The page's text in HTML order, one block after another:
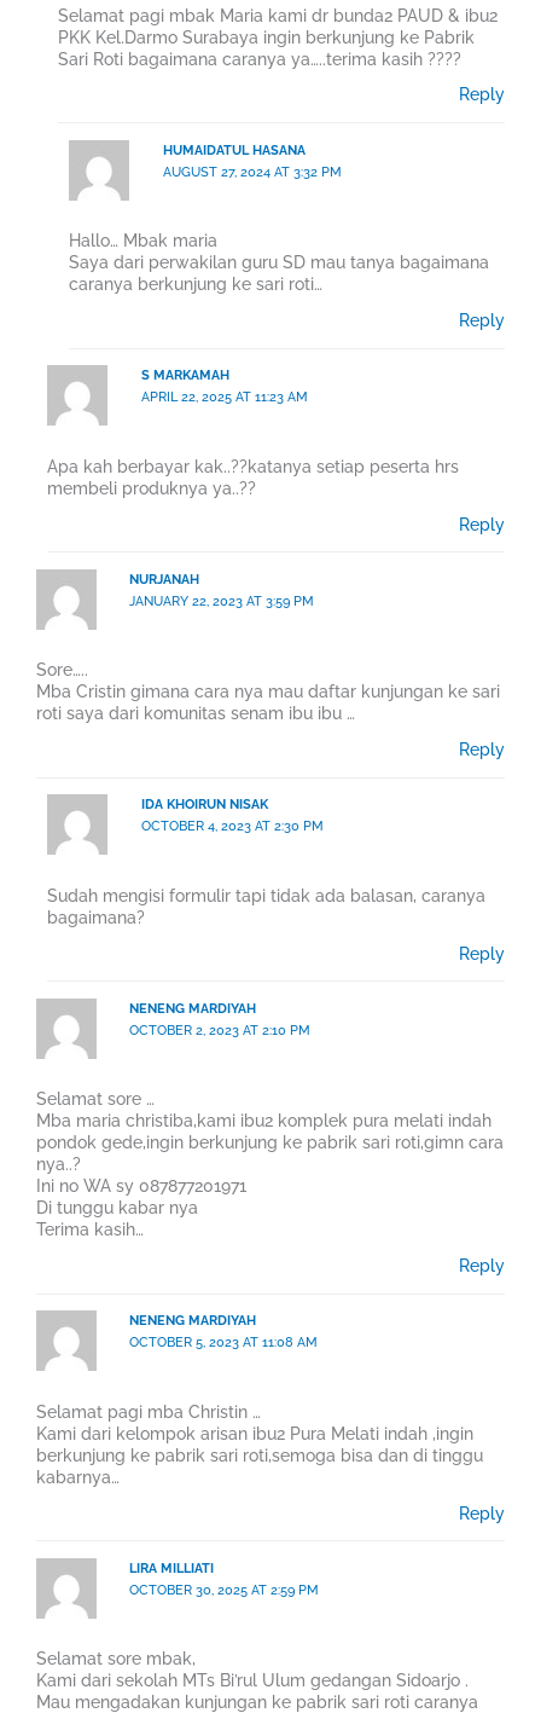
Selamat pagi mbak Maria kami dr bunda2 PAUD & ibu2
PKK Kel.Darmo Surabaya ingin berkunjung ke Pabrik
Sari Roti bagaimana caranya ya…..terima kasih ????
Reply
HUMAIDATUL HASANA
AUGUST 27, 2024 AT 3:32 PM
Hallo… Mbak maria
Saya dari perwakilan guru SD mau tanya bagaimana
caranya berkunjung ke sari roti…
Reply
S MARKAMAH
APRIL 22, 2025 AT 11:23 AM
Apa kah berbayar kak..??katanya setiap peserta hrs
membeli produknya ya..??
Reply
NURJANAH
JANUARY 22, 2023 AT 3:59 PM
Sore…..
Mba Cristin gimana cara nya mau daftar kunjungan ke sari
roti saya dari komunitas senam ibu ibu …
Reply
IDA KHOIRUN NISAK
OCTOBER 4, 2023 AT 2:30 PM
Sudah mengisi formulir tapi tidak ada balasan, caranya
bagaimana?
Reply
NENENG MARDIYAH
OCTOBER 2, 2023 AT 2:10 PM
Selamat sore …
Mba maria christiba,kami ibu2 komplek pura melati indah
pondok gede,ingin berkunjung ke pabrik sari roti,gimn cara
nya..?
Ini no WA sy 087877201971
Di tunggu kabar nya
Terima kasih…
Reply
NENENG MARDIYAH
OCTOBER 5, 2023 AT 11:08 AM
Selamat pagi mba Christin …
Kami dari kelompok arisan ibu2 Pura Melati indah ,ingin
berkunjung ke pabrik sari roti,semoga bisa dan di tinggu
kabarnya…
Reply
LIRA MILLIATI
OCTOBER 30, 2025 AT 2:59 PM
Selamat sore mbak,
Kami dari sekolah MTs Bi’rul Ulum gedangan Sidoarjo .
Mau mengadakan kunjungan ke pabrik sari roti caranya